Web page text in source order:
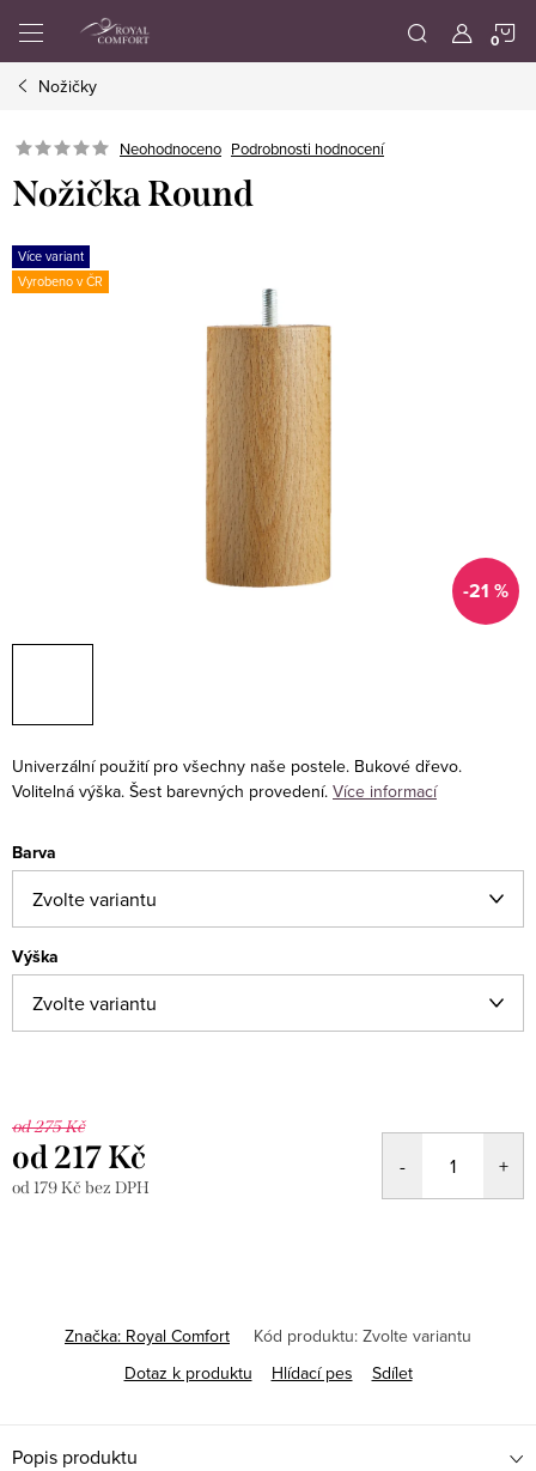
obsah
Nožičky
Neohodnoceno Podrobnosti hodnocení
Nožička Round
Více variant
Vyrobeno v ČR
-21 %
Univerzální použití pro všechny naše postele. Bukové dřevo.
Volitelná výška. Šest barevných provedení. Více informací
Barva
Výška
od 275 Kč
od217 Kč
od179 Kč bez DPH
Značka: Royal Comfort Kód produktu: Zvolte variantu
Dotaz k produktu
Hlídací pes Sdílet
Popis produktu